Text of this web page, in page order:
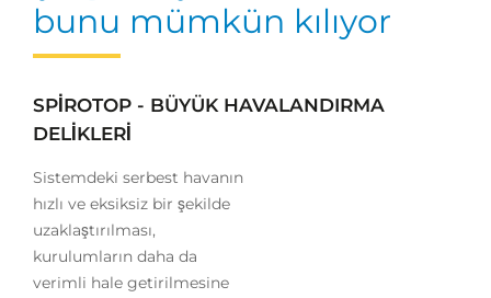
bunu mümkün kılıyor
SPIROTOP - BÜYÜK HAVALANDIRMA
DELIKLERI
Sistemdeki serbest havanın
hızlı ve eksiksiz bir şekilde
uzaklaştırılması,
kurulumların daha da
verimli hale getirilmesine